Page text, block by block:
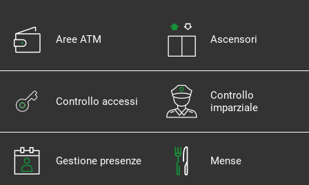
Aree ATM Ascensori
Controllo accessi
Controllo
imparziale
Gestione presenze Mense